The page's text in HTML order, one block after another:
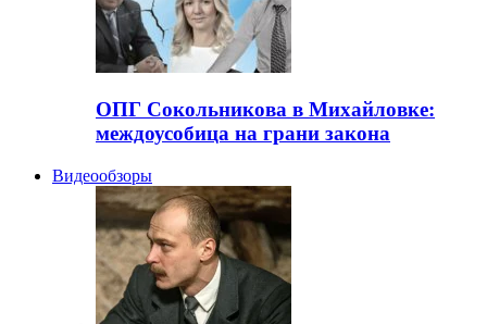
ОПГ Сокольникова в Михайловке:
междоусобица на грани закона
Видеообзоры